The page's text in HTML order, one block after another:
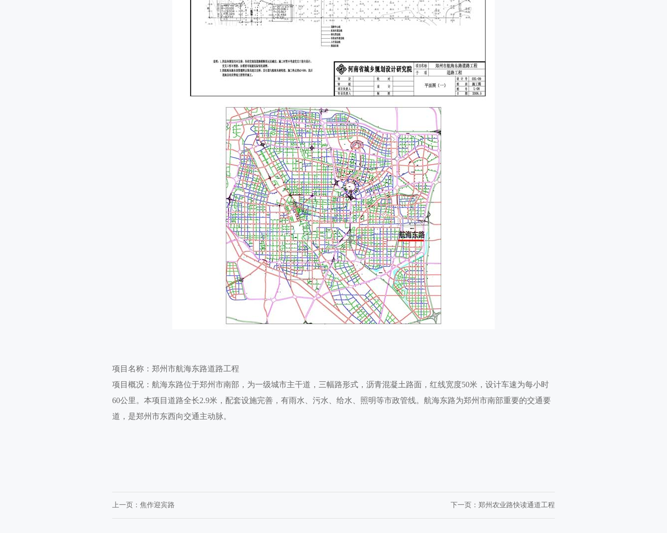
项目名称：郑州市航海东路道路工程
项目概况：航海东路位于郑州市南部，为一级城市主干道，三幅路形式，沥青混凝土路面，红线宽度50米，设计车速为每小时
60公里。本项目道路全长2.9米，配套设施完善，有雨水、污水、给水、照明等市政管线。航海东路为郑州市南部重要的交通要
道，是郑州市东西向交通主动脉。
上一页： 焦作迎宾路 下一页：郑州农业路快读通道工程